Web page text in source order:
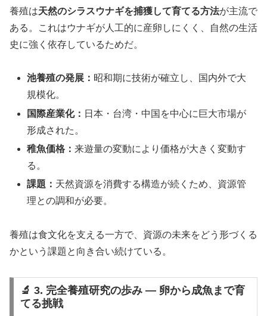
養殖は天然のシラスウナギを捕獲して育てる方法が主流で
ある。これはウナギが人工的に産卵しにくく、自然の生活
史に強く依存しているためだ。
池養殖の発展： 昭和期に技術が確立し、国内外で大
規模化。
国際産業化： 日本・台湾・中国を中心に巨大市場が
形成された。
稚魚価格：来遊量の変動により価格が大きく変動す
る。
課題： 天然資源を消費する構造が続くため、資源管
理との調和が必要。
養殖は食文化を支える一方で、資源の未来をどう形づくる
かという課題と向き合い続けている。
🔬 3. 完全養殖研究の歩み ― 卵から成魚まで育
てる挑戦